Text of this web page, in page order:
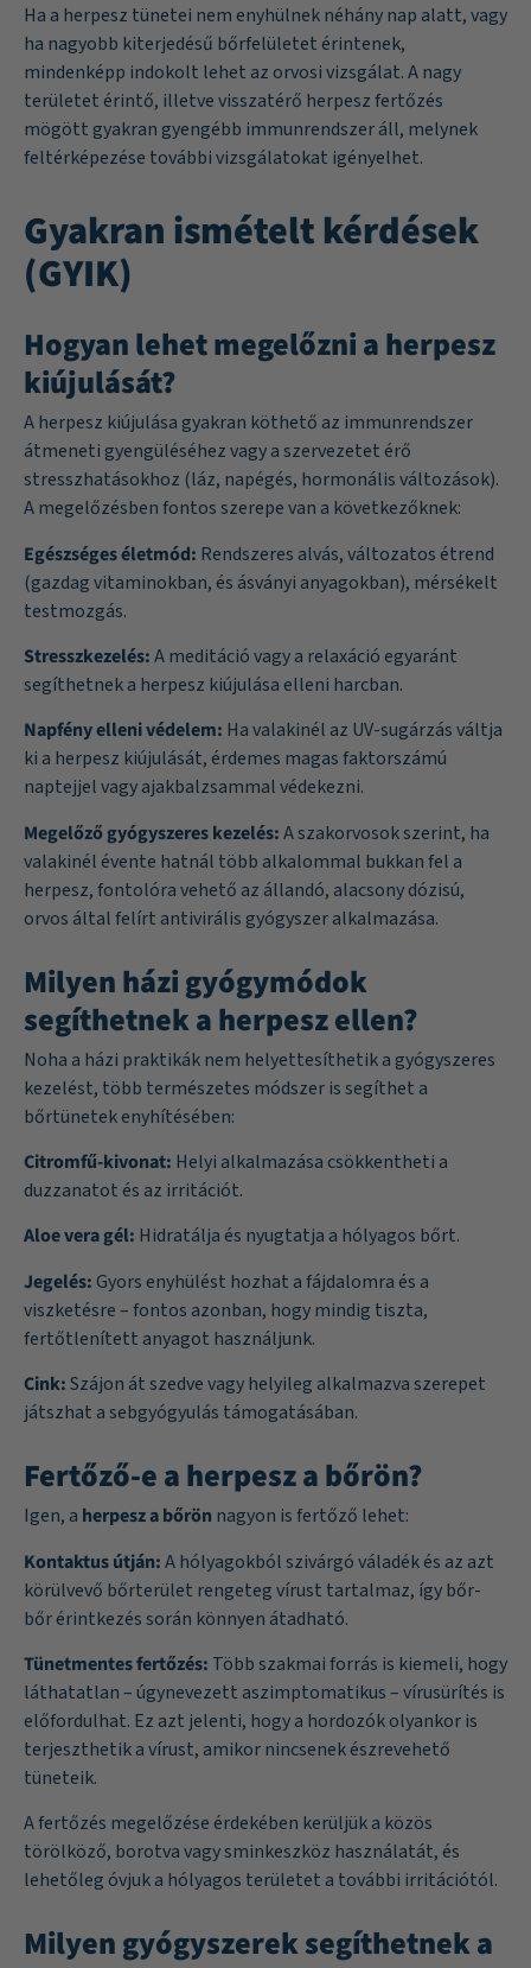
Ha a herpesz tünetei nem enyhülnek néhány nap alatt, vagy
ha nagyobb kiterjedésű bőrfelületet érintenek,
mindenképp indokolt lehet az orvosi vizsgálat. A nagy
területet érintő, illetve visszatérő herpesz fertőzés
mögött gyakran gyengébb immunrendszer áll, melynek
feltérképezése további vizsgálatokat igényelhet.
Gyakran ismételt kérdések
(GYIK)
Hogyan lehet megelőzni a herpesz
kiújulását?
A herpesz kiújulása gyakran köthető az immunrendszer
átmeneti gyengüléséhez vagy a szervezetet érő
stresszhatásokhoz (láz, napégés, hormonális változások).
A megelőzésben fontos szerepe van a következőknek:
Egészséges életmód: Rendszeres alvás, változatos étrend
(gazdag vitaminokban, és ásványi anyagokban), mérsékelt
testmozgás.
Stresszkezelés:A meditáció vagy a relaxáció egyaránt
segíthetnek a herpesz kiújulása elleni harcban.
Napfény elleni védelem: Ha valakinél az UV-sugárzás váltja
ki a herpesz kiújulását, érdemes magas faktorszámú
naptejjel vagy ajakbalzsammal védekezni.
Megelőző gyógyszeres kezelés:A szakorvosok szerint, ha
valakinél évente hatnál több alkalommal bukkan fel a
herpesz, fontolóra vehető az állandó, alacsony dózisú,
orvos által felírt antivirális gyógyszer alkalmazása.
Milyen házi gyógymódok
segíthetnek a herpesz ellen?
Noha a házi praktikák nem helyettesíthetik a gyógyszeres
kezelést, több természetes módszer is segíthet a
bőrtünetek enyhítésében:
Citromfű-kivonat: Helyi alkalmazása csökkentheti a
duzzanatot és az irritációt.
Aloe vera gél: Hidratálja és nyugtatja a hólyagos bőrt.
Jegelés:Gyors enyhülést hozhat a fájdalomra és a
viszketésre – fontos azonban, hogy mindig tiszta,
fertőtlenített anyagot használjunk.
Cink:Szájon át szedve vagy helyileg alkalmazva szerepet
játszhat a sebgyógyulás támogatásában.
Fertőző-e a herpesz a bőrön?
Igen, a herpesz a bőrön nagyon is fertőző lehet:
Kontaktus útján:A hólyagokból szivárgó váladék és az azt
körülvevő bőrterület rengeteg vírust tartalmaz, így bőr-
bőr érintkezés során könnyen átadható.
Tünetmentes fertőzés: Több szakmai forrás is kiemeli, hogy
láthatatlan – úgynevezett aszimptomatikus – vírusürítés is
előfordulhat. Ez azt jelenti, hogy a hordozók olyankor is
terjeszthetik a vírust, amikor nincsenek észrevehető
tüneteik.
A fertőzés megelőzése érdekében kerüljük a közös
törölköző, borotva vagy sminkeszköz használatát, és
lehetőleg óvjuk a hólyagos területet a további irritációtól.
Milyen gyógyszerek segíthetnek a